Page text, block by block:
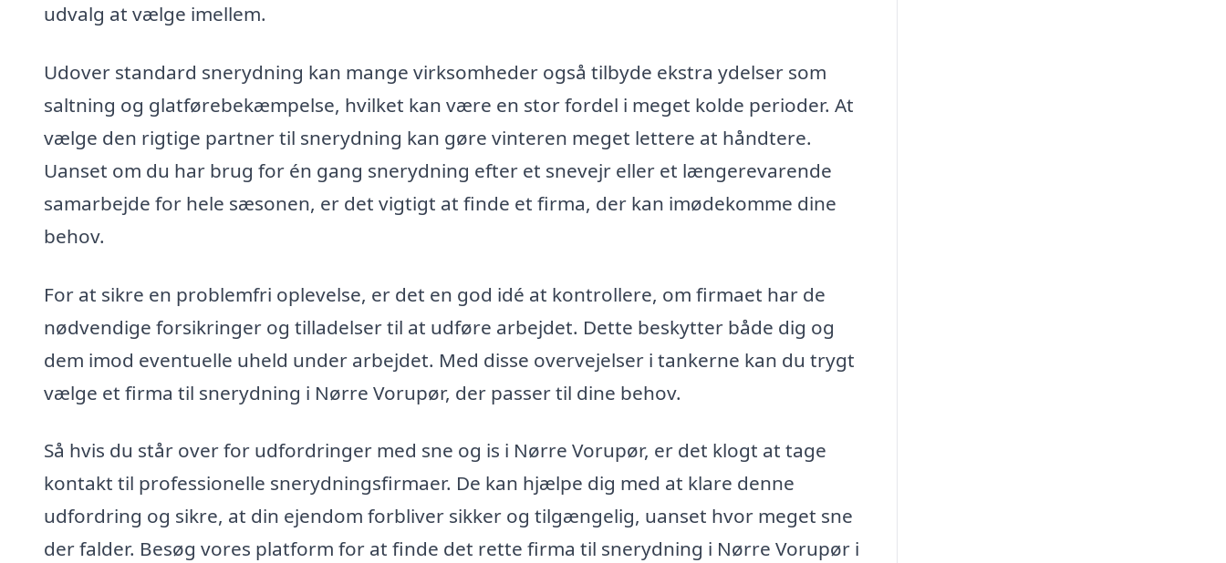
udvalg at vælge imellem.
Udover standard snerydning kan mange virksomheder også tilbyde ekstra ydelser som
saltning og glatførebekæmpelse, hvilket kan være en stor fordel i meget kolde perioder. At
vælge den rigtige partner til snerydning kan gøre vinteren meget lettere at håndtere.
Uanset om du har brug for én gang snerydning efter et snevejr eller et længerevarende
samarbejde for hele sæsonen, er det vigtigt at finde et firma, der kan imødekomme dine
behov.
For at sikre en problemfri oplevelse, er det en god idé at kontrollere, om firmaet har de
nødvendige forsikringer og tilladelser til at udføre arbejdet. Dette beskytter både dig og
dem imod eventuelle uheld under arbejdet. Med disse overvejelser i tankerne kan du trygt
vælge et firma til snerydning i Nørre Vorupør, der passer til dine behov.
Så hvis du står over for udfordringer med sne og is i Nørre Vorupør, er det klogt at tage
kontakt til professionelle snerydningsfirmaer. De kan hjælpe dig med at klare denne
udfordring og sikre, at din ejendom forbliver sikker og tilgængelig, uanset hvor meget sne
der falder. Besøg vores platform for at finde det rette firma til snerydning i Nørre Vorupør i